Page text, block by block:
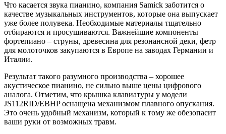
Что касается звука пианино, компания Samick заботится о
качестве музыкальных инструментов, которые она выпускает
уже более полувека. Необходимые материалы тщательно
отбираются и просушиваются. Важнейшие компоненты
фортепиано – струны, древесина для резонансной деки, фетр
для молоточков закупаются в Европе на заводах Германии и
Италии.
Результат такого разумного производства – хорошее
акустическое пианино, не сильно выше цены цифрового
аналога. Отметим, что крышка клавиатуры у модели
JS112RID/EBHP оснащена механизмом плавного опускания.
Это очень удобный механизм, который к тому же обезопасит
ваши руки от возможных травм.